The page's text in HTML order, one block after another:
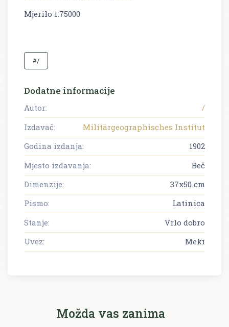
Mjerilo 1:75000
#/
Dodatne informacije
Autor:
/
Izdavač:
Militärgeographisches Institut
Godina izdanja:
1902
Mjesto izdavanja:
Beč
Dimenzije:
37x50 cm
Pismo:
Latinica
Stanje:
Vrlo dobro
Uvez:
Meki
Možda vas zanima